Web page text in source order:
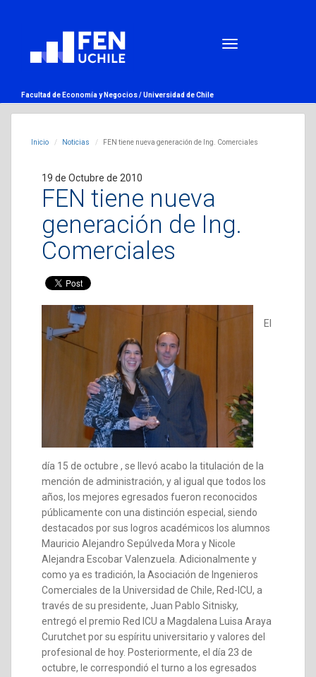
Facultad de Economía y Negocios /Universidad de Chile
Inicio Noticias FEN tiene nueva generación de Ing. Comerciales
19 de Octubre de 2010
FEN tiene nueva
generación de Ing.
Comerciales
El
día 15 de octubre , se llevó acabo la titulación de la
mención de administración, y al igual que todos los
años, los mejores egresados fueron reconocidos
públicamente con una distinción especial, siendo
destacados por sus logros académicos los alumnos
Mauricio Alejandro Sepúlveda Mora y Nicole
Alejandra Escobar Valenzuela. Adicionalmente y
como ya es tradición, la Asociación de Ingenieros
Comerciales de la Universidad de Chile, Red-ICU, a
través de su presidente, Juan Pablo Sitnisky,
entregó el premio Red ICU a Magdalena Luisa Araya
Curutchet por su espíritu universitario y valores del
profesional de hoy. Posteriormente, el día 23 de
octubre, le correspondió el turno a los egresados